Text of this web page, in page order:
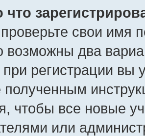
что
свои имя
возможны два
при регистрации вы
полученным
чтобы все новые
или